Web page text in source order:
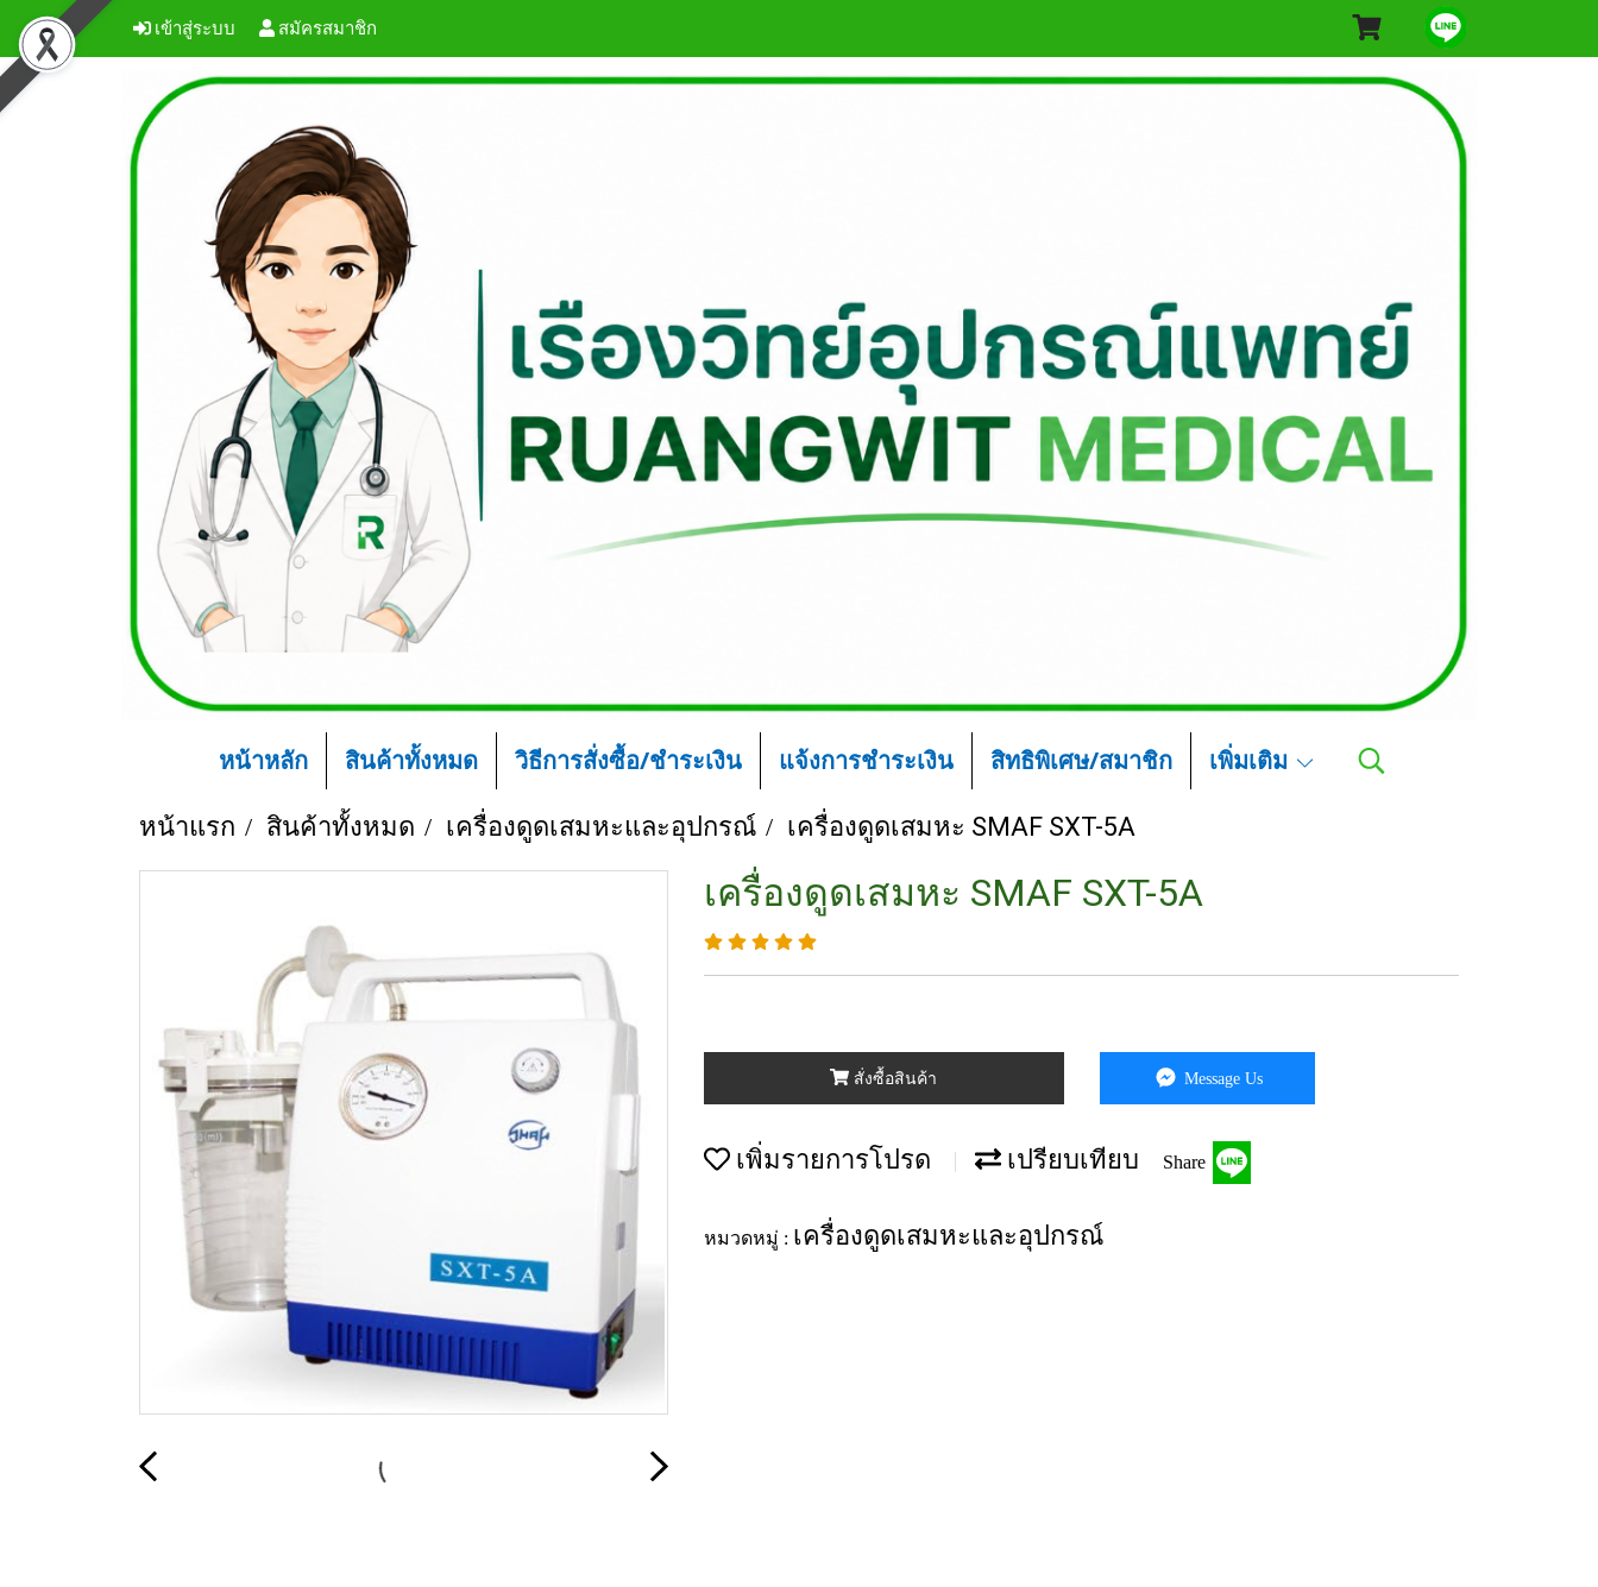
เข้าสู่ระบบ สมัครสมาชิก
หน้าหลัก สินค้าทั้งหมด วิธีการสั่งซื้อ/ชำระเงิน แจ้งการชำระเงิน สิทธิพิเศษ/สมาชิก เพิ่มเติม
หน้าแรก สินค้าทั้งหมด เครื่องดูดเสมหะและอุปกรณ์ เครื่องดูดเสมหะ SMAF SXT-5A
เครื่องดูดเสมหะ SMAF SXT-5A
สั่งซื้อสินค้า Message Us
เพิ่มรายการโปรด เปรียบเทียบ Share
หมวดหมู่ : เครื่องดูดเสมหะและอุปกรณ์